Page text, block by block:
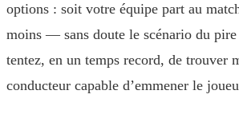
options : soit votre équipe part au
moins — sans doute le scénario du
tentez, en un temps record, de trouver
conducteur capable d’emmener le